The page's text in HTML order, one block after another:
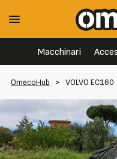
Macchinari
OmecoHub > VOLVO EC160